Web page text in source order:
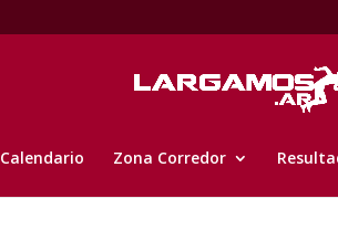
Calendario Zona Corredor